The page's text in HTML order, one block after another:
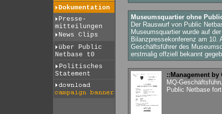
Dokumentation
Presse-
mitteilungen
News Clips
über Public
Netbase t0
Politisches
Statement
Museumsquartier ohne
Der Rauswurf von Public
Museumsquartier wurde auf
Bilanzpressekonferenz am 10.
Geschäftsführer des
erstmalig offziell bekannt
::Management
MQ-
Public Netbase fort